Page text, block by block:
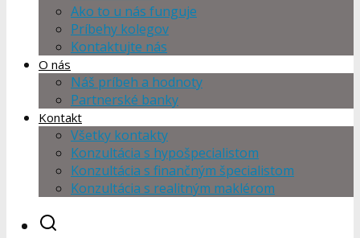
Ako to u nás funguje
Príbehy kolegov
Kontaktujte nás
O nás
Náš príbeh a hodnoty
Partnerské banky
Kontakt
Všetky kontakty
Konzultácia s hypošpecialistom
Konzultácia s finančným špecialistom
Konzultácia s realitným maklérom